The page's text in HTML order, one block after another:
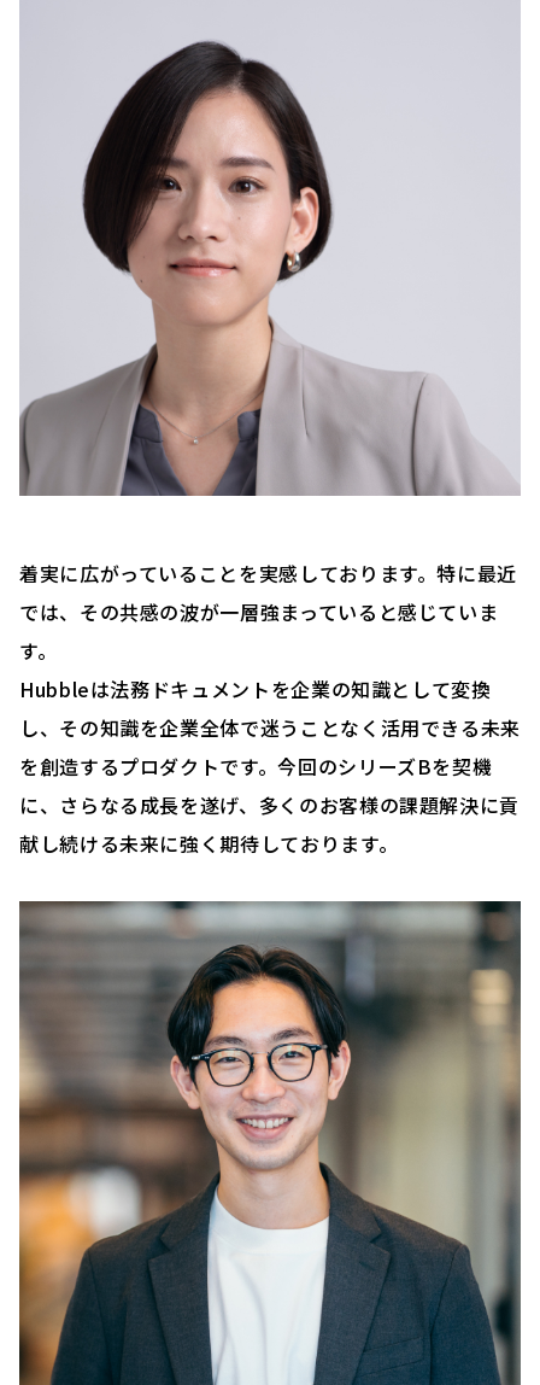
着実に広がっていることを実感しております。特に最近
では、その共感の波が一層強まっていると感じていま
す。
Hubbleは法務ドキュメントを企業の知識として変換
し、その知識を企業全体で迷うことなく活用できる未来
を創造するプロダクトです。今回のシリーズBを契機
に、さらなる成長を遂げ、多くのお客様の課題解決に貢
献し続ける未来に強く期待しております。